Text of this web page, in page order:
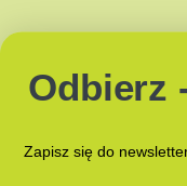
O NAS
KONTAKT Z NAMI
Odbierz
Zapisz się do